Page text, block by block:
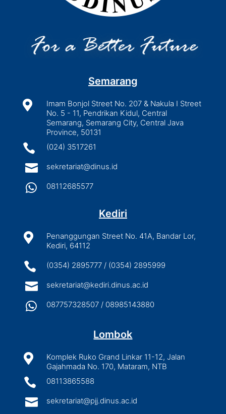
Semarang

Imam Bonjol Street No. 207 & Nakula I Street
No. 5 - 11, Pendrikan Kidul, Central
Semarang, Semarang City, Central Java
Province, 50131
 (024) 3517261
 sekretariat@dinus.id
 08112685577
Kediri

Penanggungan Street No. 41A, Bandar Lor,
Kediri, 64112
 (0354) 2895777 / (0354) 2895999
 sekretariat@kediri.dinus.ac.id
 087757328507 / 08985143880
Lombok

Komplek Ruko Grand Linkar 11-12, Jalan
Gajahmada No. 170, Mataram, NTB
 08113865588
 sekretariat@pjj.dinus.ac.id